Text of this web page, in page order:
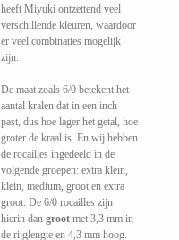
heeft Miyuki ontzettend veel
verschillende kleuren, waardoor
er veel combinaties mogelijk
zijn.
De maat zoals 6/0 betekent het
aantal kralen dat in een inch
past, dus hoe lager het getal, hoe
groter de kraal is. En wij hebben
de rocailles ingedeeld in de
volgende groepen: extra klein,
klein, medium, groot en extra
groot. De 6/0 rocailles zijn
hierin dan groot met 3,3 mm in
de rijglengte en 4,3 mm hoog.